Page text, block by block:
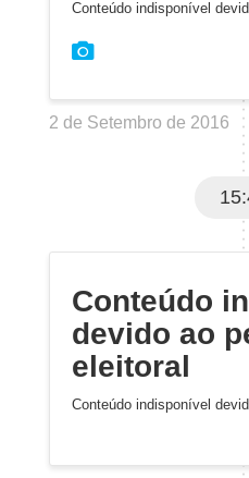
Conteúdo indisponível
2 de Setembro de 2016
Conteúdo
devido ao
eleitoral
Conteúdo indisponível